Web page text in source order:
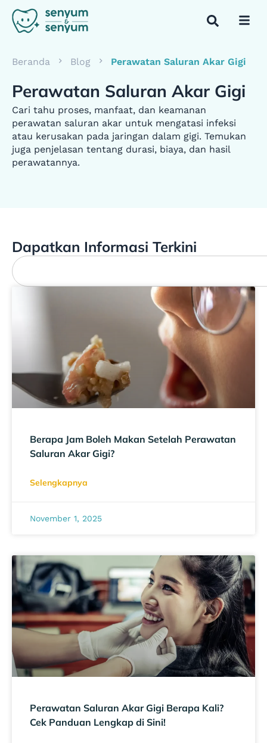
Beranda Blog Perawatan Saluran Akar Gigi
Perawatan Saluran Akar Gigi
Cari tahu proses, manfaat, dan keamanan
perawatan saluran akar untuk mengatasi infeksi
atau kerusakan pada jaringan dalam gigi. Temukan
juga penjelasan tentang durasi, biaya, dan hasil
perawatannya.
Dapatkan Informasi Terkini
Berapa Jam Boleh Makan Setelah Perawatan
Saluran Akar Gigi?
Selengkapnya
November 1, 2025
Perawatan Saluran Akar Gigi Berapa Kali?
Cek Panduan Lengkap di Sini!